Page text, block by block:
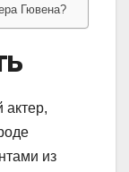
Гювена?
актер,
из